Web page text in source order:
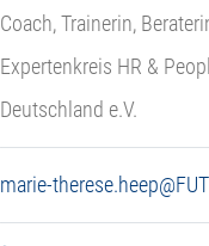
Coach, Trainerin,
Expertenkreis HR &
Deutschland e.V.
marie-